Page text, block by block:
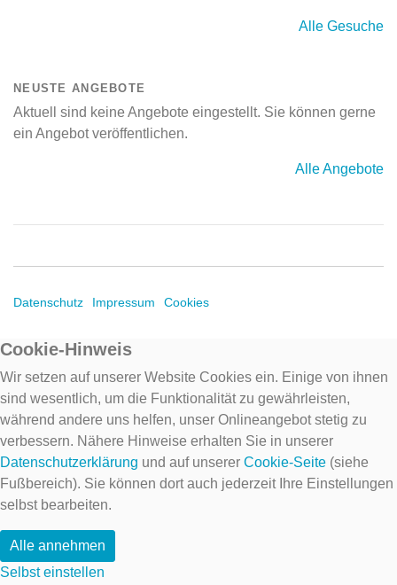
Alle Gesuche
NEUSTE ANGEBOTE
Aktuell sind keine Angebote eingestellt. Sie können gerne
ein Angebot veröffentlichen.
Alle Angebote
Datenschutz Impressum Cookies
Cookie-Hinweis
Wir setzen auf unserer Website Cookies ein. Einige von ihnen
sind wesentlich, um die Funktionalität zu gewährleisten,
während andere uns helfen, unser Onlineangebot stetig zu
verbessern. Nähere Hinweise erhalten Sie in unserer
Datenschutzerklärung und auf unserer Cookie-Seite (siehe
Fußbereich). Sie können dort auch jederzeit Ihre Einstellungen
selbst bearbeiten.
Alle annehmen
Selbst einstellen